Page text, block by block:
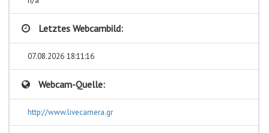
Letztes Webcambild:
07.08.2026 18:11:16
Webcam-Quelle:
http://www.livecamera.gr